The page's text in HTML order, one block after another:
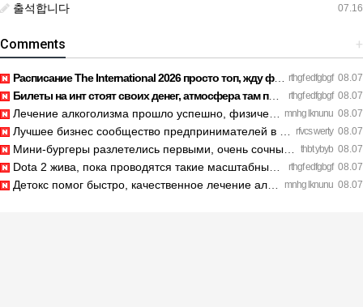
07.16
출석합니다
+
Comments
rthgf edfgbgf 08.07
Расписание The International 2026 просто топ, жду финал! htt…
rthgf edfgbgf 08.07
Билеты на инт стоят своих денег, атмосфера там просто непере…
mnhg lknunu 08.07
Лечение алкоголизма прошло успешно, физической тяги больше н…
rfvcs werty 08.07
Лучшее бизнес сообщество предпринимателей в Санкт-Петербурге…
thbt ybyb 08.07
Мини-бургеры разлетелись первыми, очень сочные. https://inte…
rthgf edfgbgf 08.07
Dota 2 жива, пока проводятся такие масштабные турниры. https…
mnhg lknunu 08.07
Детокс помог быстро, качественное лечение алкоголизма Санкт-…